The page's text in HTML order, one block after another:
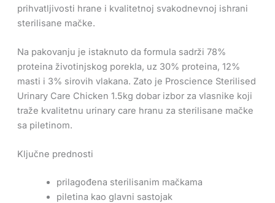
prihvatljivosti hrane i kvalitetnoj svakodnevnoj ishrani
sterilisane mačke.
Na pakovanju je istaknuto da formula sadrži 78%
proteina životinjskog porekla, uz 30% proteina, 12%
masti i 3% sirovih vlakana. Zato je Proscience Sterilised
Urinary Care Chicken 1.5kg dobar izbor za vlasnike koji
traže kvalitetnu urinary care hranu za sterilisane mačke
sa piletinom.
Ključne prednosti
prilagođena sterilisanim mačkama
piletina kao glavni sastojak